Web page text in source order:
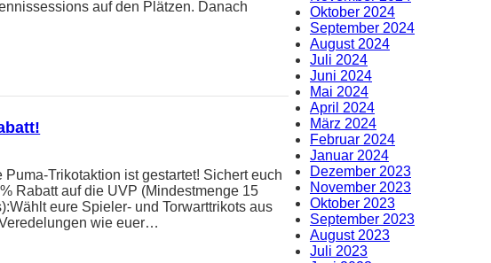
auf den Plätzen. Danach
Trikotaktion ist gestartet! Sichert euch
Rabatt auf die UVP (Mindestmenge 15
eure Spieler- und Torwarttrikots aus
wie euer…
Oktober 2024
September 2024
August 2024
Juli 2024
Juni 2024
Mai 2024
April 2024
März 2024
Februar 2024
Januar 2024
Dezember 2023
November 2023
Oktober 2023
September 2023
August 2023
Juli 2023